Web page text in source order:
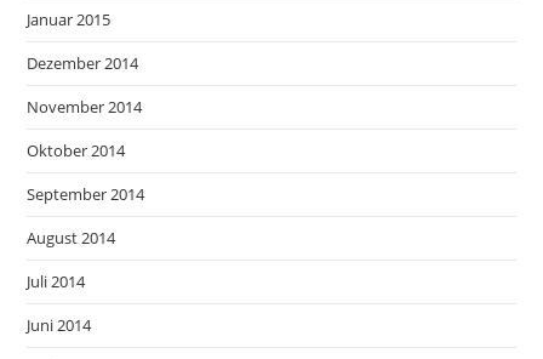
Januar 2015
Dezember 2014
November 2014
Oktober 2014
September 2014
August 2014
Juli 2014
Juni 2014